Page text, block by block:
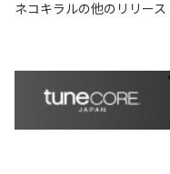
ネコキラルの他のリリース